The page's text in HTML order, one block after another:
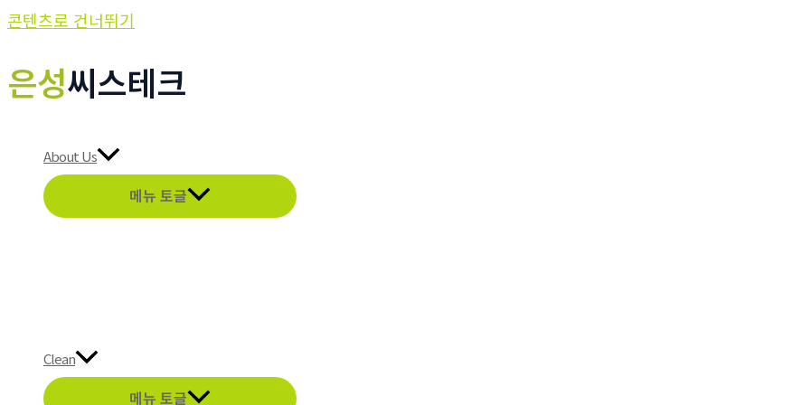
콘텐츠로 건너뛰기
은성씨스테크
About Us
메뉴 토글
Clean
메뉴 토글